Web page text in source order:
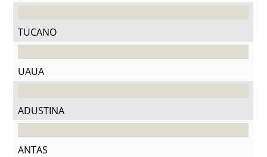
TUCANO
UAUA
ADUSTINA
ANTAS